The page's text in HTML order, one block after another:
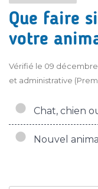
Que faire
votre
Vérifié le 09
et administrative
Chat, chien
Nouvel